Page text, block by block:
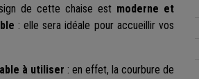
de cette chaise est moderne et
: elle sera idéale pour accueillir vos
à utiliser : en effet, la courbure de